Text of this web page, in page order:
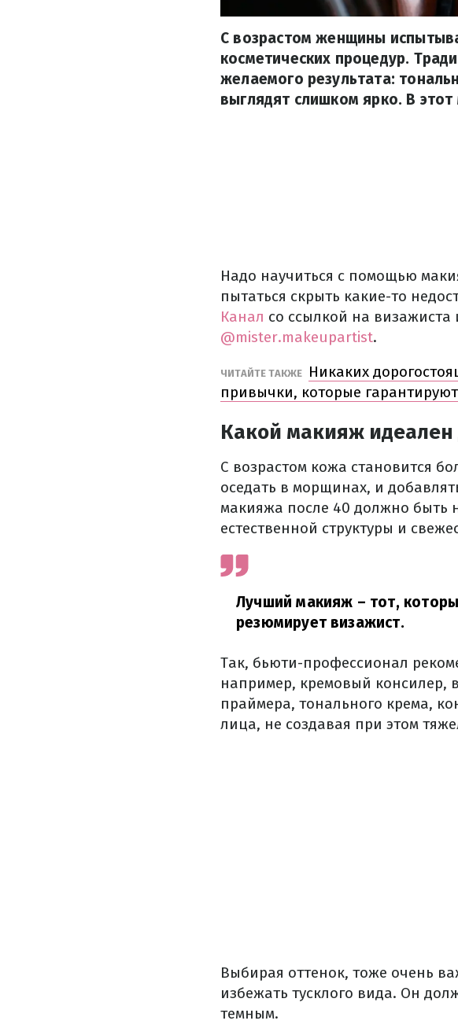
С возрастом женщины
косметических процедур.
желаемого результата:
выглядят слишком ярко. В
Надо научиться с помощью
пытаться скрыть какие-то
Канал со ссылкой на
@mister.makeupartist.
ЧИТАЙТЕ ТАКЖЕ
Никаких
привычки, которые
Какой макияж
С возрастом кожа становится
оседать в морщинах, и
макияжа после 40 должно быть
естественной структуры и
Лучший макияж – тот,
резюмирует визажист.
Так, бьюти-профессионал
например, кремовый консилер,
праймера, тонального крема,
лица, не создавая при этом
Выбирая оттенок, тоже очень
избежать тусклого вида. Он
темным.